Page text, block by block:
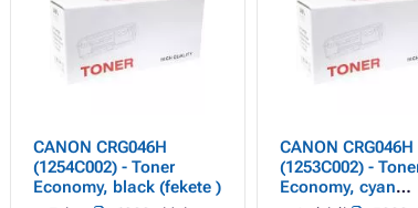
CANON CRG046H
(1254C002) - Toner
Economy, black (fekete )
CANON CRG046H
(1253C002) -
Economy, cyan